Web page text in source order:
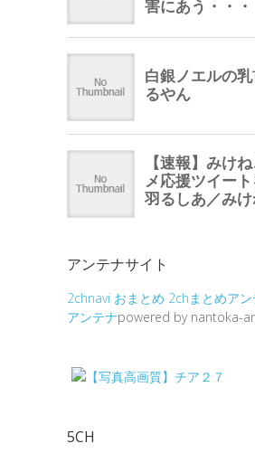
アンテナサイト
2chnavi おまとめ 2chまとめアン
アンテナpowered by nantoka-
5CH